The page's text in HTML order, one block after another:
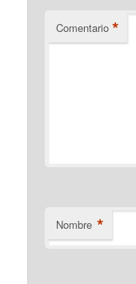
Comentario *
Nombre *